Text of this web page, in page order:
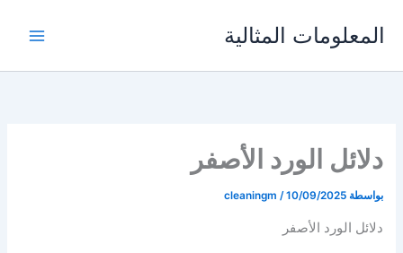
المعلومات المثالية
دلائل الورد الأصفر
بواسطة cleaningm /10/09/2025
دلائل الورد الأصفر